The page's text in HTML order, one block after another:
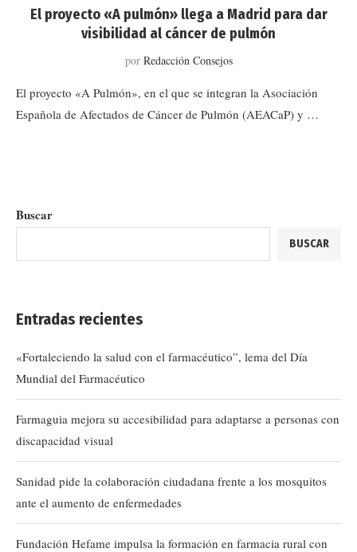
El proyecto «A pulmón» llega a Madrid para dar
visibilidad al cáncer de pulmón
por Redacción Consejos
El proyecto «A Pulmón», en el que se integran la Asociación
Española de Afectados de Cáncer de Pulmón (AEACaP) y …
Buscar
BUSCAR
Entradas recientes
«Fortaleciendo la salud con el farmacéutico”, lema del Día
Mundial del Farmacéutico
Farmaguia mejora su accesibilidad para adaptarse a personas con
discapacidad visual
Sanidad pide la colaboración ciudadana frente a los mosquitos
ante el aumento de enfermedades
Fundación Hefame impulsa la formación en farmacia rural con